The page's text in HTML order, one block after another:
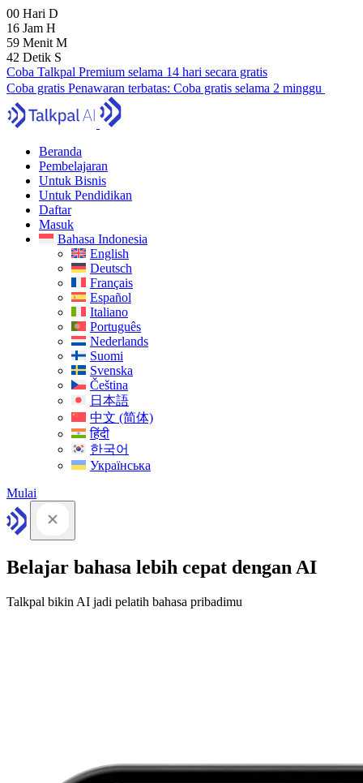
00 Hari D
16 Jam H
59 Menit M
41 Detik S
Coba Talkpal Premium selama 14 hari secara gratis
Coba gratis Penawaran terbatas: Coba gratis selama 2 minggu
Beranda
Pembelajaran
Untuk Bisnis
Untuk Pendidikan
Daftar
Masuk
Bahasa Indonesia
English
Deutsch
Français
Español
Italiano
Português
Nederlands
Suomi
Svenska
Čeština
日本語
中文 (简体)
हिंदी
한국어
Українська
Mulai
Belajar bahasa lebih cepat dengan AI
Talkpal bikin AI jadi pelatih bahasa pribadimu